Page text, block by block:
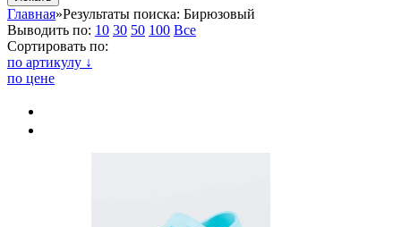
Главная»Результаты поиска: Бирюзовый
Выводить по: 10 30 50 100 Все
Сортировать по:
по артикулу ↓
по цене